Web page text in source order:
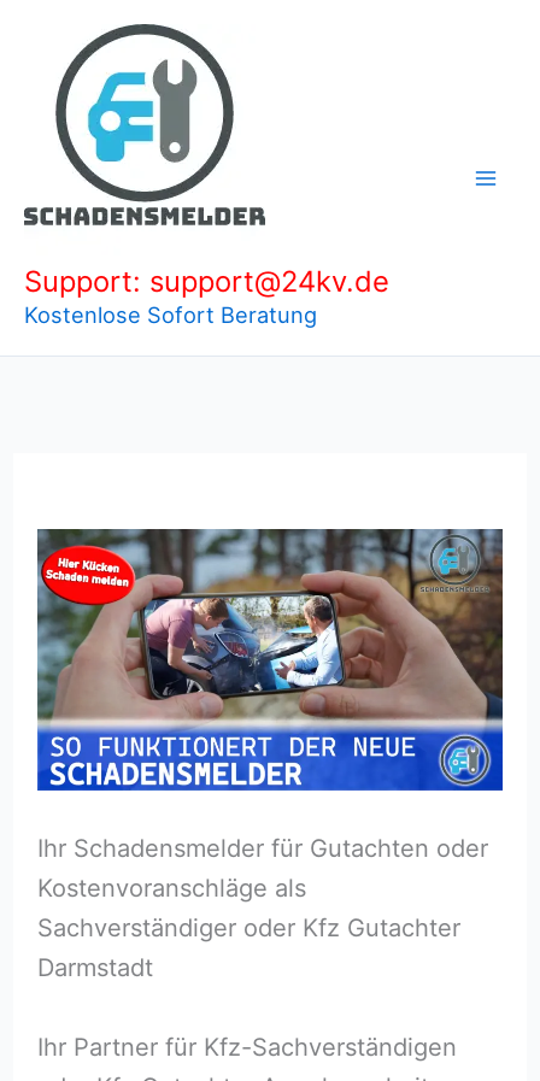
springen
Support: support@24kv.de
Kostenlose Sofort Beratung
Ihr Schadensmelder für Gutachten oder
Kostenvoranschläge als
Sachverständiger oder Kfz Gutachter
Darmstadt
Ihr Partner für Kfz-Sachverständigen